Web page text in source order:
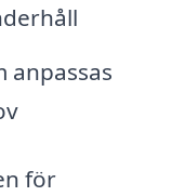
anpassas
för